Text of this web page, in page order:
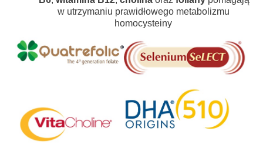
w utrzymaniu prawidłowego metabolizmu
homocysteiny